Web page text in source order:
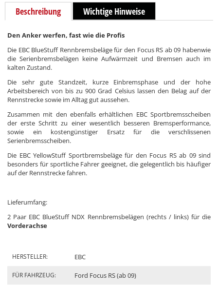
Beschreibung Wichtige Hinweise
Den Anker werfen, fast wie die Profis
Die EBC BlueStuff Rennbremsbeläge für den Focus RS ab 09 habenwie
die Serienbremsbelägen keine Aufwärmzeit und Bremsen auch im
kalten Zustand.
Die sehr gute Standzeit, kurze Einbremsphase und der hohe
Arbeitsbereich von bis zu 900 Grad Celsius lassen den Belag auf der
Rennstrecke sowie im Alltag gut aussehen.
Zusammen mit den ebenfalls erhältlichen EBC Sportbremsscheiben
der erste Schritt zu einer wesentlich besseren Bremsperformance,
sowie ein kostengünstiger Ersatz für die verschlissenen
Serienbremsscheiben.
Die EBC YellowStuff Sportbremsbeläge für den Focus RS ab 09 sind
besonders für sportliche Fahrer geeignet, die gelegentlich bis häufiger
auf der Rennstrecke fahren.
Lieferumfang:
2 Paar EBC BlueStuff NDX Rennbremsbelägen (rechts / links) für die
Vorderachse
HERSTELLER: EBC
FÜR FAHRZEUG: Ford Focus RS (ab 09)